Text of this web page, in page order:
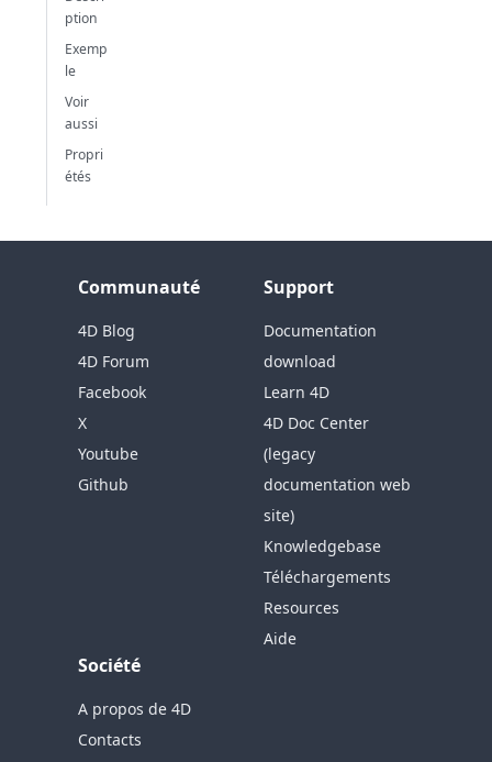
ption
Exemp
le
Voir
aussi
Propri
étés
Communauté
4D Blog
4D Forum
Facebook
X
Youtube
Github
Support
Documentation
download
Learn 4D
4D Doc Center
(legacy
documentation web
site)
Knowledgebase
Téléchargements
Resources
Aide
Société
A propos de 4D
Contacts